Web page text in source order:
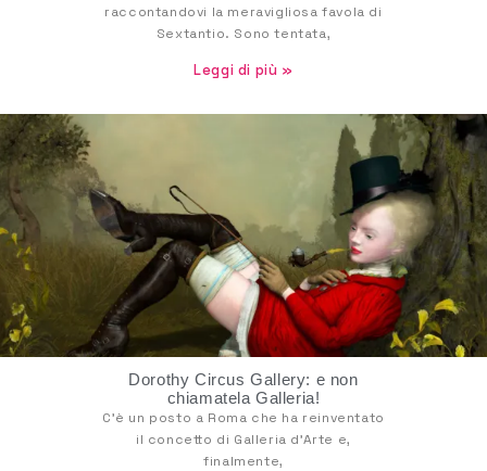
raccontandovi la meravigliosa favola di
Sextantio. Sono tentata,
Leggi di più »
Dorothy Circus Gallery: e non
chiamatela Galleria!
C’è un posto a Roma che ha reinventato
il concetto di Galleria d’Arte e,
finalmente,